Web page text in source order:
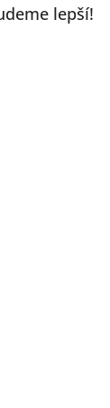
lepší!